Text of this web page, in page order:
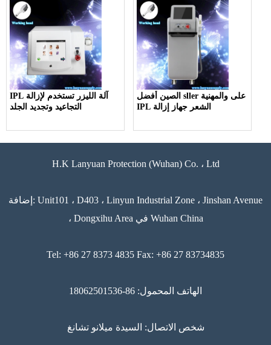
IPL آلة الليزر تستخدم لإزالة
التجاعيد وتجديد الجلد
الصين أفضل sller على والمهنية
IPL الشعر جهاز إزالة
H.K Lanyuan Protection (Wuhan) Co. ، Ltd
إضافة: Unit101 ، D403 ، Linyun Industrial Zone ، Jinshan Avenue
، Dongxihu Area في Wuhan China
Tel: +86 27 8373 4835 Fax: +86 27 83734835
الهاتف المحمول: 86-18062501536
شخص الاتصال: السيدة ميلانو تشانغ